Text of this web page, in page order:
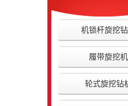
机锁杆旋挖
履带旋挖机
轮式旋挖钻